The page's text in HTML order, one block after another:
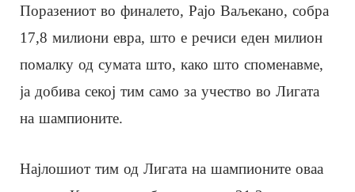
Поразениот во финалето, Рајо Ваљекано, собра
17,8 милиони евра, што е речиси еден милион
помалку од сумата што, како што споменавме,
ја добива секој тим само за учество во Лигата
на шампионите.
Најлошиот тим од Лигата на шампионите оваа